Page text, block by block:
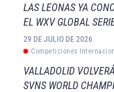
LAS LEONAS YA
EL WXV GLOBAL
29 DE JULIO DE 2026
Competiciones
VALLADOLID
SVNS WORLD